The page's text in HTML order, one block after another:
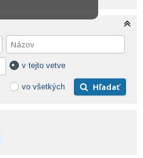
v tejto vetve
vo všetkých Hľadať